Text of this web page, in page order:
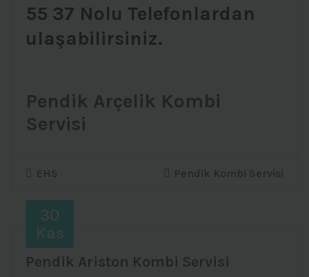
55 37 Nolu Telefonlardan
ulaşabilirsiniz.
Pendik Arçelik Kombi
Servisi
EHS Pendik Kombi Servisi
30
Kas
Pendik Ariston Kombi Servisi